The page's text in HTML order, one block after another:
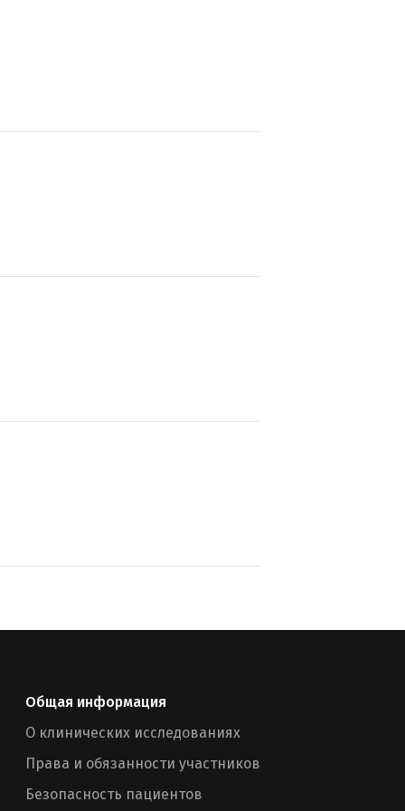
Общая информация
О клинических исследованиях
Права и обязанности участников
Безопасность пациентов